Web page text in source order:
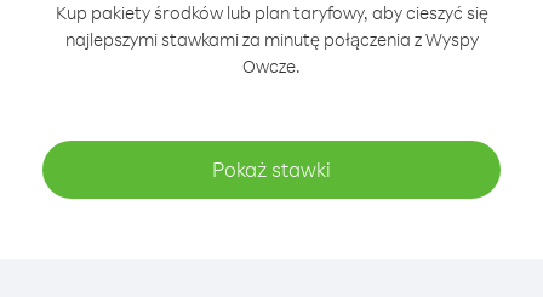
Kup pakiety środków lub plan taryfowy, aby cieszyć się
najlepszymi stawkami za minutę połączenia z Wyspy
Owcze.
Pokaż stawki